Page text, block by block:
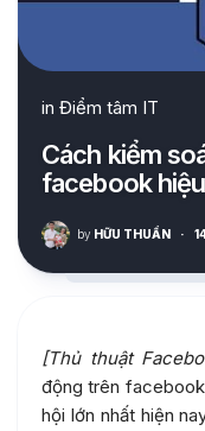
in Điểm tâm IT
Cách kiểm
facebook
by HỮU THUẦN ·
[Thủ thuật
động trên
hội lớn nhất hiện